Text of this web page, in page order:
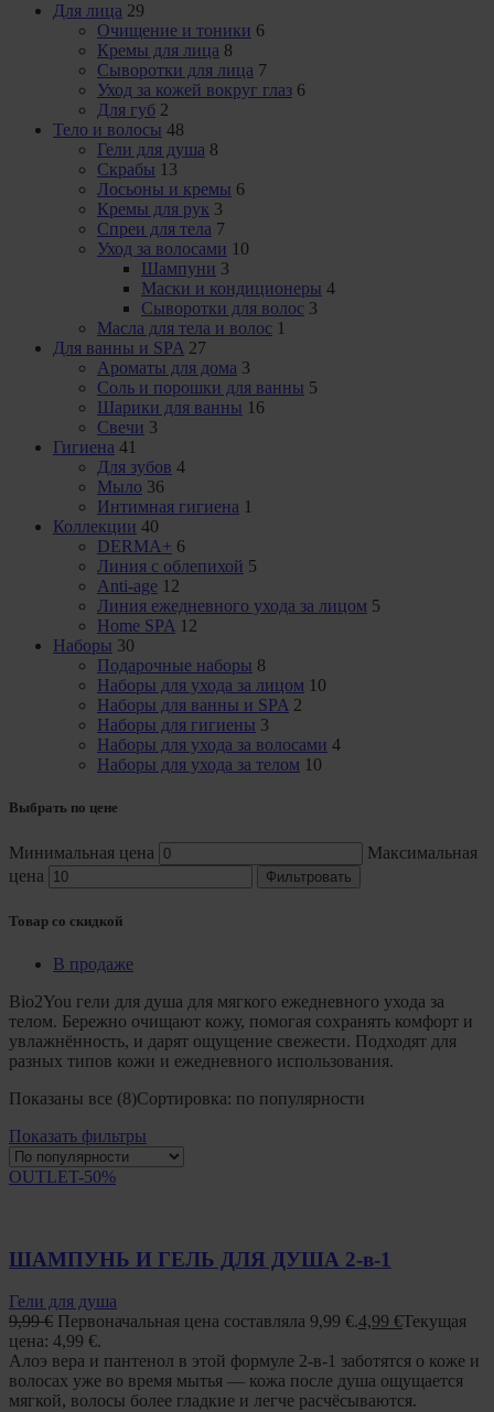
Для лица 29
Очищение и тоники 6
Кремы для лица 8
Сыворотки для лица 7
Уход за кожей вокруг глаз 6
Для губ 2
Тело и волосы 48
Гели для душа 8
Скрабы 13
Лосьоны и кремы 6
Кремы для рук 3
Спреи для тела 7
Уход за волосами 10
Шампуни 3
Маски и кондиционеры 4
Сыворотки для волос 3
Масла для тела и волос 1
Для ванны и SPA 27
Ароматы для дома 3
Соль и порошки для ванны 5
Шарики для ванны 16
Свечи 3
Гигиена 41
Для зубов 4
Мыло 36
Интимная гигиена 1
Коллекции 40
DERMA+ 6
Линия с облепихой 5
Anti-age 12
Линия ежедневного ухода за лицом 5
Home SPA 12
Наборы 30
Подарочные наборы 8
Наборы для ухода за лицом 10
Наборы для ванны и SPA 2
Наборы для гигиены 3
Наборы для ухода за волосами 4
Наборы для ухода за телом 10
Выбрать по цене
Минимальная цена
Максимальная
цена
Фильтровать
Товар со скидкой
В продаже
Bio2You гели для душа для мягкого ежедневного ухода за
телом. Бережно очищают кожу, помогая сохранять комфорт и
увлажнённость, и дарят ощущение свежести. Подходят для
разных типов кожи и ежедневного использования.
Показаны все (8)Сортировка: по популярности
Показать фильтры
OUTLET-50%
ШАМПУНЬ И ГЕЛЬ ДЛЯ ДУША 2-в-1
Гели для душа
9,99€ Первоначальная цена составляла 9,99 €.4,99 €Текущая
цена: 4,99 €.
Алоэ вера и пантенол в этой формуле 2-в-1 заботятся о коже и
волосах уже во время мытья — кожа после душа ощущается
мягкой, волосы более гладкие и легче расчёсываются.